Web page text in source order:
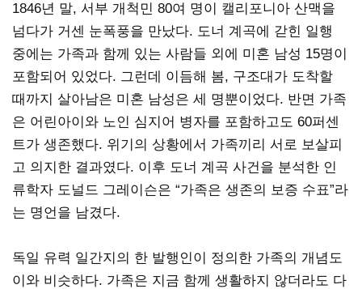
1846년 말, 서부 개척민 80여 명이 캘리포니아 산맥을
넘다가 거센 눈폭풍을 만났다. 도너 계곡에 갇힌 일행
중에는 가족과 함께 있는 사람들 외에 미혼 남성 15명이
포함되어 있었다. 그런데 이듬해 봄, 구조대가 도착할
때까지 살아남은 미혼 남성은 세 명뿐이었다. 반면 가족
은 어린아이와 노인 심지어 병자를 포함하고도 60퍼센
트가 생존했다. 위기의 상황에서 가족끼리 서로 보살피
고 의지한 결과였다. 이후 도너 계곡 사건을 분석한 인
류학자 도널드 그레이슨은 “가족은 생존의 보증 수표”라
는 명언을 남겼다.
독일 유력 일간지의 한 발행인이 정의한 가족의 개념도
이와 비슷하다. 가족은 지금 함께 생활하지 않더라도 다